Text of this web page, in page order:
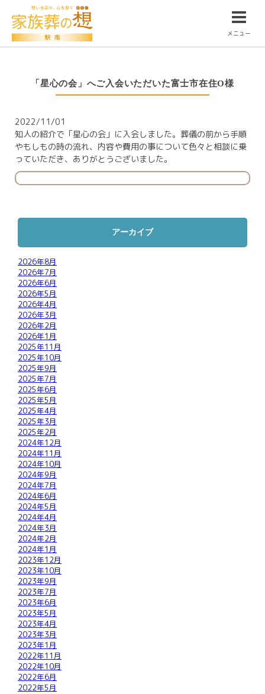
メニュー
「星心の会」へご入会いただいた富士市在住O様
2022/11/01
知人の紹介で「星心の会」に入会しました。葬儀の前から手順
やもしもの時の流れ、内容や費用の事について色々と相談に乗
っていただき、ありがとうございました。
アーカイブ
2026年8月
2026年7月
2026年6月
2026年5月
2026年4月
2026年3月
2026年2月
2026年1月
2025年11月
2025年10月
2025年9月
2025年7月
2025年6月
2025年5月
2025年4月
2025年3月
2025年2月
2024年12月
2024年11月
2024年10月
2024年9月
2024年7月
2024年6月
2024年5月
2024年4月
2024年3月
2024年2月
2024年1月
2023年12月
2023年10月
2023年9月
2023年7月
2023年6月
2023年5月
2023年4月
2023年3月
2023年1月
2022年11月
2022年10月
2022年6月
2022年5月